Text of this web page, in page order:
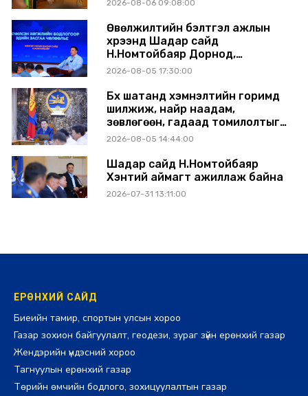
2026-08-06 09:08:00
Өвөлжилтийн бэлтгэл ажлын
хүрээнд Шадар сайд
Н.Номтойбаяр Дорнод,
Сүхбаатар аймагт ажиллав
2026-08-05 17:30:00
Бүх шатанд хэмнэлтийн горимд
шилжиж, найр наадам,
зөвлөгөөн, гадаад томилолтыг
хориглолоо
2026-08-05 14:44:00
Шадар сайд Н.Номтойбаяр
Хэнтий аймагт ажиллаж байна
2026-07-31 13:11:00
ЕРӨНХИЙ САЙД
Биеийн тамир, спортын улсын хороо
Газар зохион байгуулалт, геодези, зураг зүйн ерөнхий газар
Жендэрийн үндэсний хороо
Тагнуулын ерөнхий газар
Төрийн өмчийн бодлого, зохицуулалтын газар